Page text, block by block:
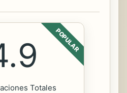
POPULAR
Totales